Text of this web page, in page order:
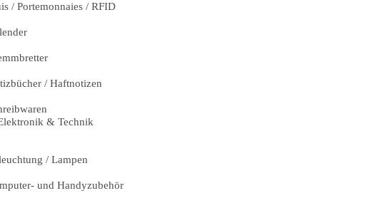
/ Portemonnaies / RFID
/ Haftnotizen
& Technik
/ Lampen
und Handyzubehör